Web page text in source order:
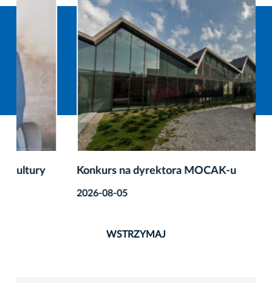
Konkurs na dyrektora MOCAK-u
WSTRZYMAJ